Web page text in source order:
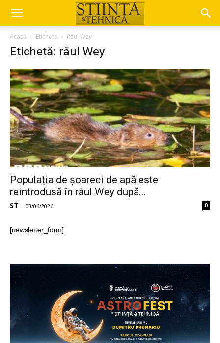
Acasă Etichete Râul Wey
Etichetă: râul Wey
Populația de șoareci de apă este
reintrodusă în râul Wey după...
ST - 03/06/2026 0
[newsletter_form]